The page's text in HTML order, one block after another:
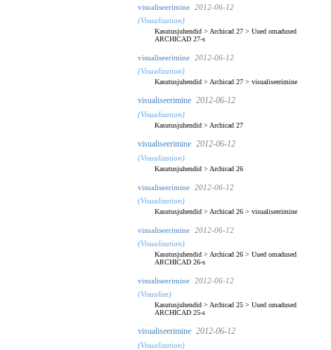
visualiseerimine
2012-06-12
(Visualization)
Kasutusjuhendid > Archicad 27 > Uued omadused
ARCHICAD 27-s
visualiseerimine
2012-06-12
(Visualization)
Kasutusjuhendid > Archicad 27 > visualiseerimine
visualiseerimine 2012-06-12
(Visualization)
Kasutusjuhendid > Archicad 27
visualiseerimine 2012-06-12
(Visualization)
Kasutusjuhendid > Archicad 26
visualiseerimine
2012-06-12
(Visualization)
Kasutusjuhendid > Archicad 26 > visualiseerimine
visualiseerimine
2012-06-12
(Visualization)
Kasutusjuhendid > Archicad 26 > Uued omadused
ARCHICAD 26-s
visualiseerimine
2012-06-12
(Visualize)
Kasutusjuhendid > Archicad 25 > Uued omadused
ARCHICAD 25-s
visualiseerimine 2012-06-12
(Visualization)